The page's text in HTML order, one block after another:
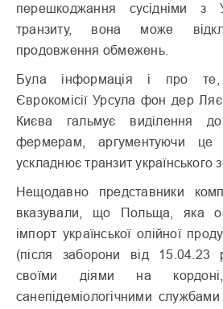
перешкоджання сусідніми з
транзиту, вона може
продовження обмежень.
Була інформація і про
Єврокомісії Урсула фон дер
Києва гальмує виділення
фермерам, аргументуючи
ускладнює транзит українського
Нещодавно представники
вказували, що Польща, яка
імпорт української олійної
(після заборони від 15.04.23
своїми діями на кордоні,
санепідеміологічними